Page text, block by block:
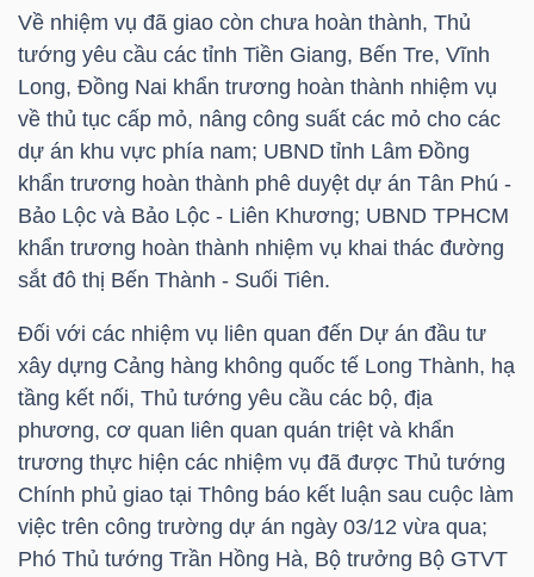
Về nhiệm vụ đã giao còn chưa hoàn thành, Thủ
tướng yêu cầu các tỉnh Tiền Giang, Bến Tre, Vĩnh
Long, Đồng Nai khẩn trương hoàn thành nhiệm vụ
về thủ tục cấp mỏ, nâng công suất các mỏ cho các
dự án khu vực phía nam; UBND tỉnh Lâm Đồng
khẩn trương hoàn thành phê duyệt dự án Tân Phú -
Bảo Lộc và Bảo Lộc - Liên Khương; UBND TPHCM
khẩn trương hoàn thành nhiệm vụ khai thác đường
sắt đô thị Bến Thành - Suối Tiên.
Đối với các nhiệm vụ liên quan đến Dự án đầu tư
xây dựng Cảng hàng không quốc tế Long Thành, hạ
tầng kết nối, Thủ tướng yêu cầu các bộ, địa
phương, cơ quan liên quan quán triệt và khẩn
trương thực hiện các nhiệm vụ đã được Thủ tướng
Chính phủ giao tại Thông báo kết luận sau cuộc làm
việc trên công trường dự án ngày 03/12 vừa qua;
Phó Thủ tướng Trần Hồng Hà, Bộ trưởng Bộ GTVT
DOANH
NGHIỆP
CỔ
PHIẾU
TRÁI
PHIẾU